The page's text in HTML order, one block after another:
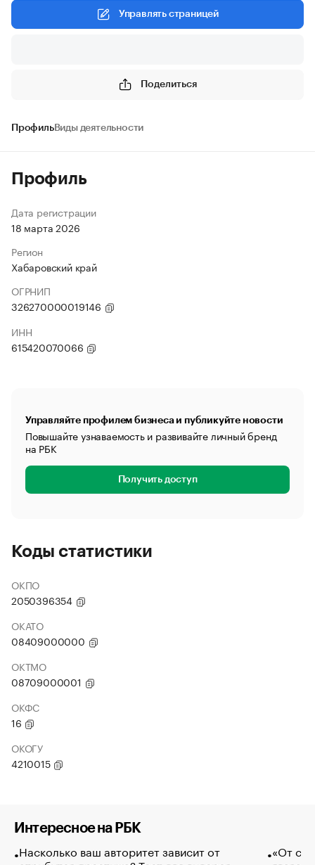
Управлять страницей
Поделиться
ПрофильВиды деятельности
Профиль
Дата регистрации
18 марта 2026
Регион
Хабаровский край
ОГРНИП
326270000019146
ИНН
615420070066
Управляйте профилем бизнеса и публикуйте новости
Повышайте узнаваемость и развивайте личный бренд
на РБК
Получить доступ
Коды статистики
ОКПО
2050396354
ОКАТО
08409000000
ОКТМО
08709000001
ОКФС
16
ОКОГУ
4210015
Интересное на РБК
Насколько ваш авторитет зависит от
«От